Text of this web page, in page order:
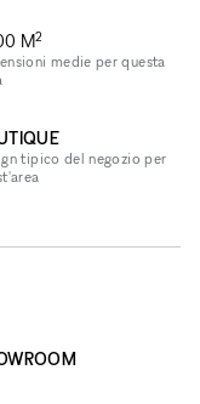
M2
medie per questa
tipico del negozio per